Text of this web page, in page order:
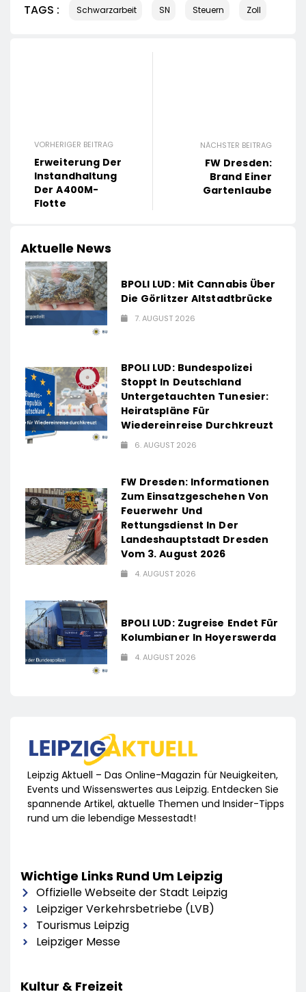
TAGS : Schwarzarbeit SN Steuern Zoll
VORHERIGER BEITRAG
Erweiterung Der
Instandhaltung
Der A400M-
Flotte
NÄCHSTER BEITRAG
FW Dresden:
Brand Einer
Gartenlaube
Aktuelle News
BPOLI LUD: Mit Cannabis Über
Die Görlitzer Altstadtbrücke
7. AUGUST 2026
BPOLI LUD: Bundespolizei
Stoppt In Deutschland
Untergetauchten Tunesier:
Heiratspläne Für
Wiedereinreise Durchkreuzt
6. AUGUST 2026
FW Dresden: Informationen
Zum Einsatzgeschehen Von
Feuerwehr Und
Rettungsdienst In Der
Landeshauptstadt Dresden
Vom 3. August 2026
4. AUGUST 2026
BPOLI LUD: Zugreise Endet Für
Kolumbianer In Hoyerswerda
4. AUGUST 2026
Leipzig Aktuell – Das Online-Magazin für Neuigkeiten,
Events und Wissenswertes aus Leipzig. Entdecken Sie
spannende Artikel, aktuelle Themen und Insider-Tipps
rund um die lebendige Messestadt!
Wichtige Links Rund Um Leipzig
Offizielle Webseite der Stadt Leipzig
Leipziger Verkehrsbetriebe (LVB)
Tourismus Leipzig
Leipziger Messe
Kultur & Freizeit